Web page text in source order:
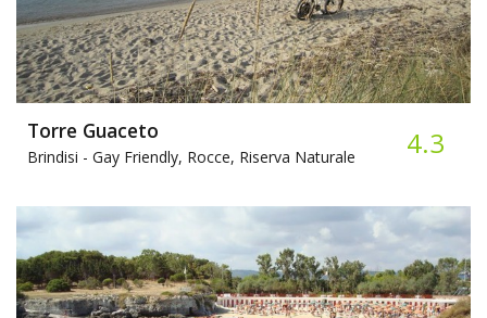
Torre Guaceto
Brindisi - Gay Friendly, Rocce, Riserva Naturale 4.3